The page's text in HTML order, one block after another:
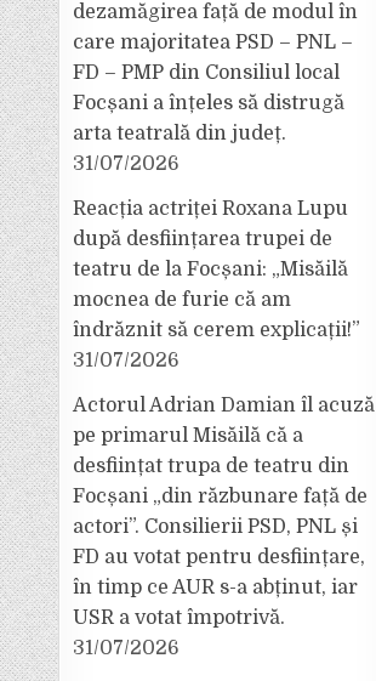
dezamăgirea față de modul în
care majoritatea PSD – PNL –
FD – PMP din Consiliul local
Focșani a înțeles să distrugă
arta teatrală din județ.
31/07/2026
Reacția actriței Roxana Lupu
după desființarea trupei de
teatru de la Focșani: „Misăilă
mocnea de furie că am
îndrăznit să cerem explicații!”
31/07/2026
Actorul Adrian Damian îl acuză
pe primarul Misăilă că a
desființat trupa de teatru din
Focșani „din răzbunare față de
actori”. Consilierii PSD, PNL și
FD au votat pentru desființare,
în timp ce AUR s-a abținut, iar
USR a votat împotrivă.
31/07/2026